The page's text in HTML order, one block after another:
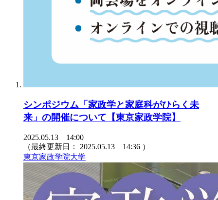
シンポジウム「家政学と家庭科がひらく未
来」の開催について【東京家政学院】
2025.05.13 14:00
（最終更新日： 2025.05.13 14:36 ）
東京家政学院大学